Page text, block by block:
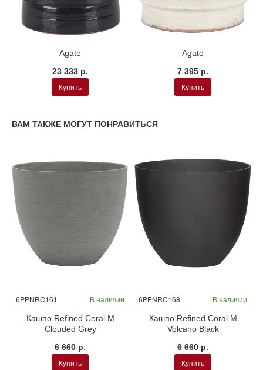
Agate
23 333 р.
Купить
Agate
7 395 р.
Купить
ВАМ ТАКЖЕ МОГУТ ПОНРАВИТЬСЯ
6PPNRC161 В наличии
Кашпо Refined Coral M
Clouded Grey
6 660 р.
Купить
6PPNRC168 В наличии
Кашпо Refined Coral M
Volcano Black
6 660 р.
Купить